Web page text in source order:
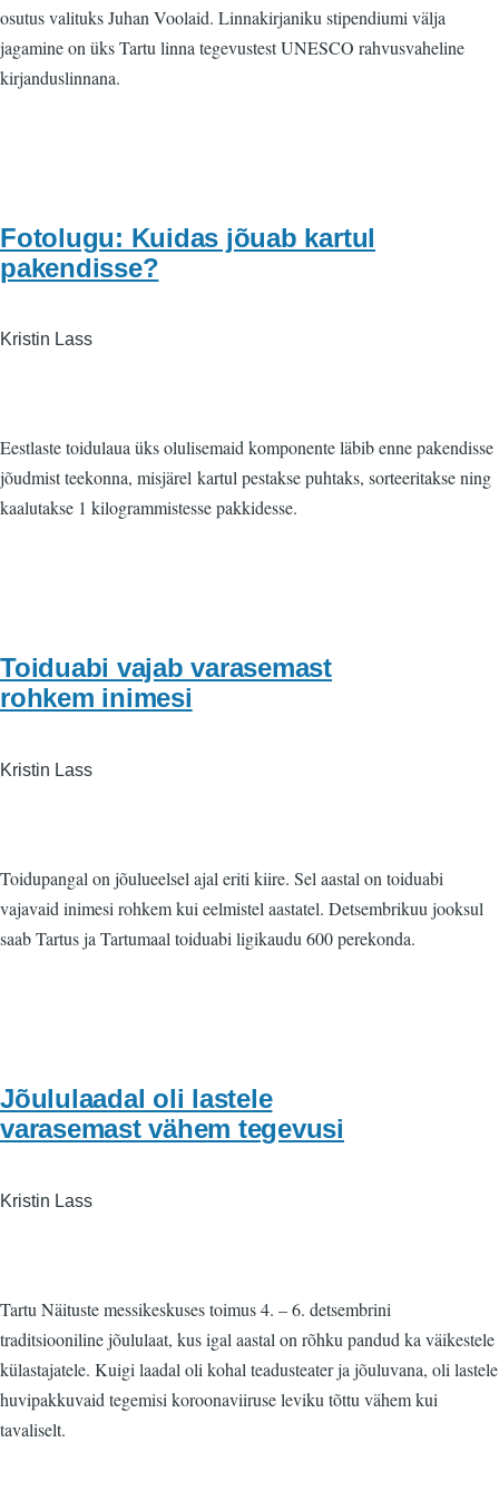
osutus valituks Juhan Voolaid. Linnakirjaniku stipendiumi välja
jagamine on üks Tartu linna tegevustest UNESCO rahvusvaheline
kirjanduslinnana.
Fotolugu: Kuidas jõuab kartul
pakendisse?
Kristin Lass
Eestlaste toidulaua üks olulisemaid komponente läbib enne pakendisse
jõudmist teekonna, misjärel kartul pestakse puhtaks, sorteeritakse ning
kaalutakse 1 kilogrammistesse pakkidesse.
Toiduabi vajab varasemast
rohkem inimesi
Kristin Lass
Toidupangal on jõulueelsel ajal eriti kiire. Sel aastal on toiduabi
vajavaid inimesi rohkem kui eelmistel aastatel. Detsembrikuu jooksul
saab Tartus ja Tartumaal toiduabi ligikaudu 600 perekonda.
Jõululaadal oli lastele
varasemast vähem tegevusi
Kristin Lass
Tartu Näituste messikeskuses toimus 4. – 6. detsembrini
traditsiooniline jõululaat, kus igal aastal on rõhku pandud ka väikestele
külastajatele. Kuigi laadal oli kohal teadusteater ja jõuluvana, oli lastele
huvipakkuvaid tegemisi koroonaviiruse leviku tõttu vähem kui
tavaliselt.